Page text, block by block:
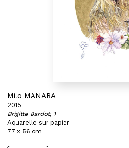
Milo MANARA
2015
Brigitte Bardot, 1
Aquarelle sur papier
77 x 56 cm